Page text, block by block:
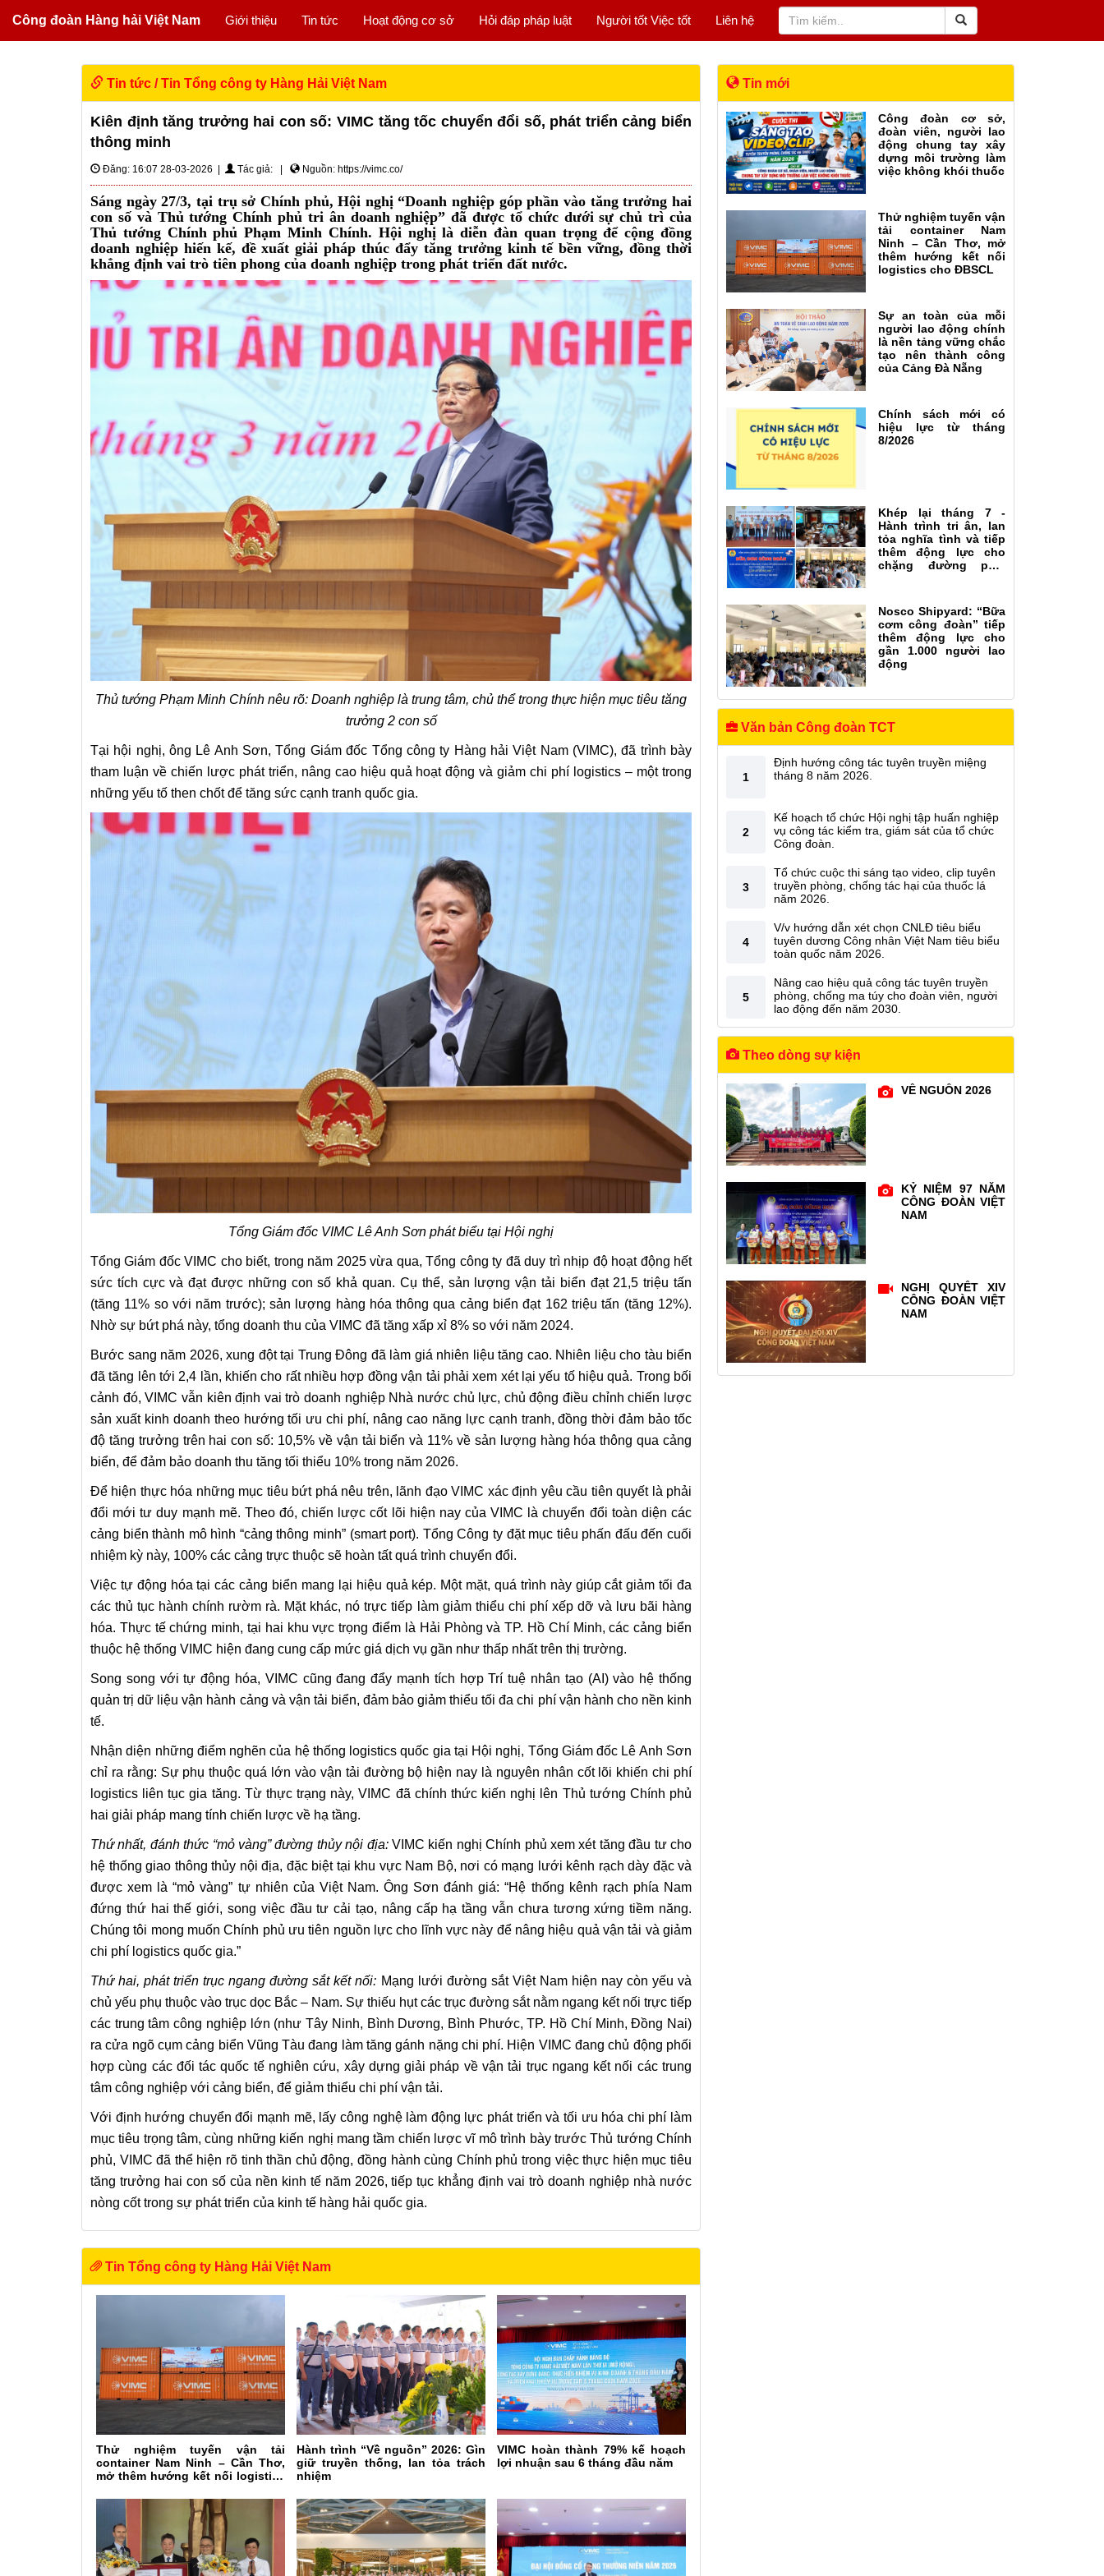
Công đoàn Hàng hải Việt Nam Giới thiệu Tin tức Hoạt động cơ sở Hỏi đáp pháp luật Người tốt Việc tốt Liên hệ
Tin tức /Tin Tổng công ty Hàng Hải Việt Nam
Kiên định tăng trưởng hai con số: VIMC tăng tốc chuyển đổi số, phát triển cảng biển
thông minh
Đăng: 16:07 28-03-2026 | Tác giả: | Nguồn: https://vimc.co/
Sáng ngày 27/3, tại trụ sở Chính phủ, Hội nghị “Doanh nghiệp góp phần vào tăng trưởng hai
con số và Thủ tướng Chính phủ tri ân doanh nghiệp” đã được tổ chức dưới sự chủ trì của
Thủ tướng Chính phủ Phạm Minh Chính. Hội nghị là diễn đàn quan trọng để cộng đồng
doanh nghiệp hiến kế, đề xuất giải pháp thúc đẩy tăng trưởng kinh tế bền vững, đồng thời
khẳng định vai trò tiên phong của doanh nghiệp trong phát triển đất nước.
Thủ tướng Phạm Minh Chính nêu rõ: Doanh nghiệp là trung tâm, chủ thể trong thực hiện mục tiêu tăng
trưởng 2 con số
Tại hội nghị, ông Lê Anh Sơn, Tổng Giám đốc Tổng công ty Hàng hải Việt Nam (VIMC), đã trình bày
tham luận về chiến lược phát triển, nâng cao hiệu quả hoạt động và giảm chi phí logistics – một trong
những yếu tố then chốt để tăng sức cạnh tranh quốc gia.
Tổng Giám đốc VIMC Lê Anh Sơn phát biểu tại Hội nghị
Tổng Giám đốc VIMC cho biết, trong năm 2025 vừa qua, Tổng công ty đã duy trì nhịp độ hoạt động hết
sức tích cực và đạt được những con số khả quan. Cụ thể, sản lượng vận tải biển đạt 21,5 triệu tấn
(tăng 11% so với năm trước); sản lượng hàng hóa thông qua cảng biển đạt 162 triệu tấn (tăng 12%).
Nhờ sự bứt phá này, tổng doanh thu của VIMC đã tăng xấp xỉ 8% so với năm 2024.
Bước sang năm 2026, xung đột tại Trung Đông đã làm giá nhiên liệu tăng cao. Nhiên liệu cho tàu biển
đã tăng lên tới 2,4 lần, khiến cho rất nhiều hợp đồng vận tải phải xem xét lại yếu tố hiệu quả. Trong bối
cảnh đó, VIMC vẫn kiên định vai trò doanh nghiệp Nhà nước chủ lực, chủ động điều chỉnh chiến lược
sản xuất kinh doanh theo hướng tối ưu chi phí, nâng cao năng lực cạnh tranh, đồng thời đảm bảo tốc
độ tăng trưởng trên hai con số: 10,5% về vận tải biển và 11% về sản lượng hàng hóa thông qua cảng
biển, để đảm bảo doanh thu tăng tối thiểu 10% trong năm 2026.
Để hiện thực hóa những mục tiêu bứt phá nêu trên, lãnh đạo VIMC xác định yêu cầu tiên quyết là phải
đổi mới tư duy mạnh mẽ. Theo đó, chiến lược cốt lõi hiện nay của VIMC là chuyển đổi toàn diện các
cảng biển thành mô hình “cảng thông minh” (smart port). Tổng Công ty đặt mục tiêu phấn đấu đến cuối
nhiệm kỳ này, 100% các cảng trực thuộc sẽ hoàn tất quá trình chuyển đổi.
Việc tự động hóa tại các cảng biển mang lại hiệu quả kép. Một mặt, quá trình này giúp cắt giảm tối đa
các thủ tục hành chính rườm rà. Mặt khác, nó trực tiếp làm giảm thiểu chi phí xếp dỡ và lưu bãi hàng
hóa. Thực tế chứng minh, tại hai khu vực trọng điểm là Hải Phòng và TP. Hồ Chí Minh, các cảng biển
thuộc hệ thống VIMC hiện đang cung cấp mức giá dịch vụ gần như thấp nhất trên thị trường.
Song song với tự động hóa, VIMC cũng đang đẩy mạnh tích hợp Trí tuệ nhân tạo (AI) vào hệ thống
quản trị dữ liệu vận hành cảng và vận tải biển, đảm bảo giảm thiểu tối đa chi phí vận hành cho nền kinh
tế.
Nhận diện những điểm nghẽn của hệ thống logistics quốc gia tại Hội nghị, Tổng Giám đốc Lê Anh Sơn
chỉ ra rằng: Sự phụ thuộc quá lớn vào vận tải đường bộ hiện nay là nguyên nhân cốt lõi khiến chi phí
logistics liên tục gia tăng. Từ thực trạng này, VIMC đã chính thức kiến nghị lên Thủ tướng Chính phủ
hai giải pháp mang tính chiến lược về hạ tầng.
Thứ nhất, đánh thức “mỏ vàng” đường thủy nội địa:VIMC kiến nghị Chính phủ xem xét tăng đầu tư cho
hệ thống giao thông thủy nội địa, đặc biệt tại khu vực Nam Bộ, nơi có mạng lưới kênh rạch dày đặc và
được xem là “mỏ vàng” tự nhiên của Việt Nam. Ông Sơn đánh giá: “Hệ thống kênh rạch phía Nam
đứng thứ hai thế giới, song việc đầu tư cải tạo, nâng cấp hạ tầng vẫn chưa tương xứng tiềm năng.
Chúng tôi mong muốn Chính phủ ưu tiên nguồn lực cho lĩnh vực này để nâng hiệu quả vận tải và giảm
chi phí logistics quốc gia.”
Thứ hai, phát triển trục ngang đường sắt kết nối: Mạng lưới đường sắt Việt Nam hiện nay còn yếu và
chủ yếu phụ thuộc vào trục dọc Bắc – Nam. Sự thiếu hụt các trục đường sắt nằm ngang kết nối trực tiếp
các trung tâm công nghiệp lớn (như Tây Ninh, Bình Dương, Bình Phước, TP. Hồ Chí Minh, Đồng Nai)
ra cửa ngõ cụm cảng biển Vũng Tàu đang làm tăng gánh nặng chi phí. Hiện VIMC đang chủ động phối
hợp cùng các đối tác quốc tế nghiên cứu, xây dựng giải pháp về vận tải trục ngang kết nối các trung
tâm công nghiệp với cảng biển, để giảm thiểu chi phí vận tải.
Với định hướng chuyển đổi mạnh mẽ, lấy công nghệ làm động lực phát triển và tối ưu hóa chi phí làm
mục tiêu trọng tâm, cùng những kiến nghị mang tầm chiến lược vĩ mô trình bày trước Thủ tướng Chính
phủ, VIMC đã thể hiện rõ tinh thần chủ động, đồng hành cùng Chính phủ trong việc thực hiện mục tiêu
tăng trưởng hai con số của nền kinh tế năm 2026, tiếp tục khẳng định vai trò doanh nghiệp nhà nước
nòng cốt trong sự phát triển của kinh tế hàng hải quốc gia.
Tin Tổng công ty Hàng Hải Việt Nam
Thử nghiệm tuyến vận tải
container Nam Ninh – Cần Thơ,
mở thêm hướng kết nối logistics
Hành trình “Về nguồn” 2026: Gìn
giữ truyền thống, lan tỏa trách
nhiệm
VIMC hoàn thành 79% kế hoạch
lợi nhuận sau 6 tháng đầu năm
Tin mới
Công đoàn cơ sở,
đoàn viên, người lao
động chung tay xây
dựng môi trường làm
việc không khói thuốc
Thử nghiệm tuyến vận
tải container Nam
Ninh – Cần Thơ, mở
thêm hướng kết nối
logistics cho ĐBSCL
Sự an toàn của mỗi
người lao động chính
là nền tảng vững chắc
tạo nên thành công
của Cảng Đà Nẵng
Chính sách mới có
hiệu lực từ tháng
8/2026
Khép lại tháng 7 -
Hành trình tri ân, lan
tỏa nghĩa tình và tiếp
thêm động lực cho
chặng đường phía
Nosco Shipyard: “Bữa
cơm công đoàn” tiếp
thêm động lực cho
gần 1.000 người lao
động
Văn bản Công đoàn TCT
1
Định hướng công tác tuyên truyền miệng
tháng 8 năm 2026.
2
Kế hoạch tổ chức Hội nghị tập huấn nghiệp
vụ công tác kiểm tra, giám sát của tổ chức
Công đoàn.
3
Tổ chức cuộc thi sáng tạo video, clip tuyên
truyền phòng, chống tác hại của thuốc lá
năm 2026.
4
V/v hướng dẫn xét chọn CNLĐ tiêu biểu
tuyên dương Công nhân Việt Nam tiêu biểu
toàn quốc năm 2026.
5
Nâng cao hiệu quả công tác tuyên truyền
phòng, chống ma túy cho đoàn viên, người
lao động đến năm 2030.
Theo dòng sự kiện
VỀ NGUỒN 2026
KỶ NIỆM 97 NĂM
CÔNG ĐOÀN VIỆT
NAM
NGHỊ QUYẾT XIV
CÔNG ĐOÀN VIỆT
NAM